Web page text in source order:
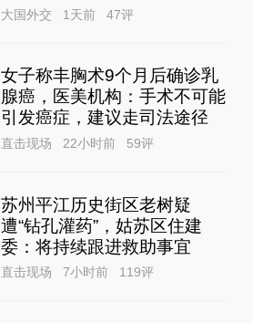
大国外交 1天前 47评
女子称丰胸术9个月后确诊乳
腺癌，医美机构：手术不可能
引发癌症，建议走司法途径
直击现场 22小时前 59评
苏州平江历史街区老树疑
遭“钻孔灌药”，姑苏区住建
委：将持续跟进救助事宜
直击现场 7小时前 119评